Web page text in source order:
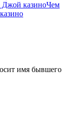
Чем
имя бывшего